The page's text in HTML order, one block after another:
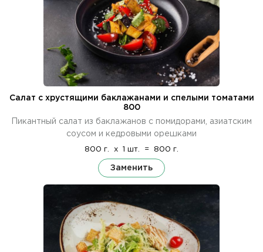
Салат с хрустящими баклажанами и спелыми томатами
800
Пикантный салат из баклажанов с помидорами, азиатским
соусом и кедровыми орешками
800 г. x 1 шт. = 800 г.
Заменить